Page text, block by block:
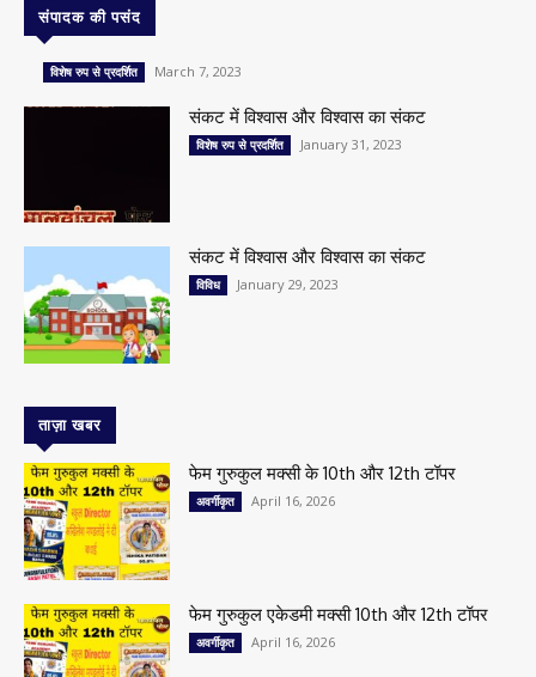
संपादक की पसंद
विशेष रुप से प्रदर्शित March 7, 2023
संकट में विश्वास और विश्वास का संकट
विशेष रुप से प्रदर्शित January 31, 2023
संकट में विश्वास और विश्वास का संकट
विविध January 29, 2023
ताज़ा खबर
फेम गुरुकुल मक्सी के 10th और 12th टॉपर
अवर्गीकृत April 16, 2026
फेम गुरुकुल एकेडमी मक्सी 10th और 12th टॉपर
अवर्गीकृत April 16, 2026